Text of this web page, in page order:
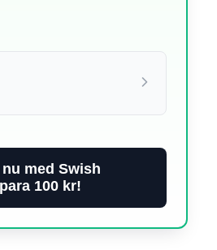
med Swish
100 kr!